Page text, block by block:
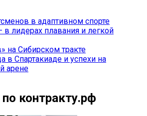
в адаптивном спорте
лидерах плавания и легкой
на Сибирском тракте
в Спартакиаде и успехи на
арене
контракту.рф